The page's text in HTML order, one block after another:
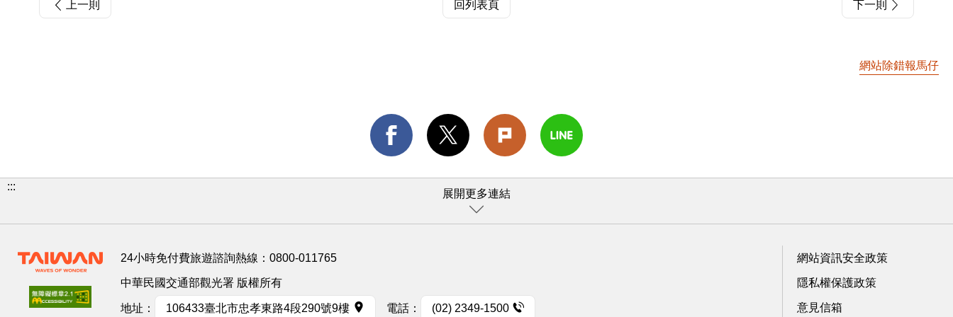
上一則 回列表頁 下一則
網站除錯報馬仔
:::
展開更多連結
24小時免付費旅遊諮詢熱線： 0800-011765
中華民國交通部觀光署 版權所有
地址： 106433臺北市忠孝東路4段290號9樓 電話： (02) 2349-1500
網站資訊安全政策
隱私權保護政策
意見信箱